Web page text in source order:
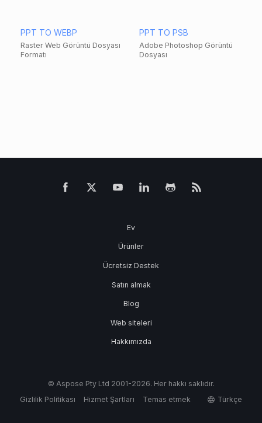
PPT TO WEBP
Raster Web Görüntü Dosyası
Formatı
PPT TO PSB
Adobe Photoshop Görüntü
Dosyası
Ev
Ürünler
Ücretsiz Destek
Satın almak
Blog
Web siteleri
Hakkımızda
© Aspose Pty Ltd 2001-2026. Her hakkı saklıdır.
Gizlilik Politikası
Hizmet Şartları Temas etmek Türkçe